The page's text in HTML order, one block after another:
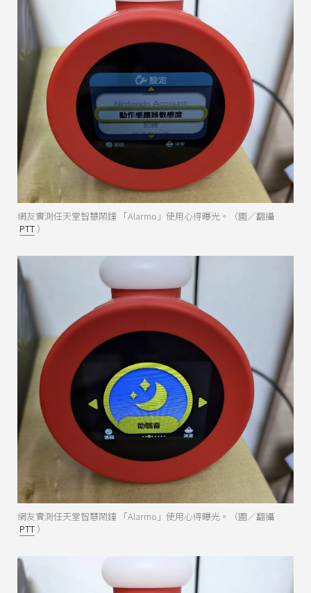
網友實測任天堂智慧鬧鐘 「Alarmo」使用心得曝光。（圖／翻攝
PTT ）
網友實測任天堂智慧鬧鐘 「Alarmo」使用心得曝光。（圖／翻攝
PTT ）